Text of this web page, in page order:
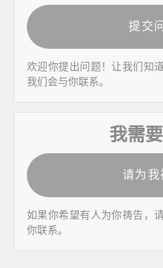
提交
欢迎你提出问题！让我们知
我们会与你联系。
我需
请为我
如果你希望有人为你祷告，
你联系。